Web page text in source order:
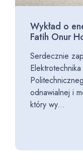
Wykład o
Fatih Onur
Serdecznie
odnawialnej i
który wy...